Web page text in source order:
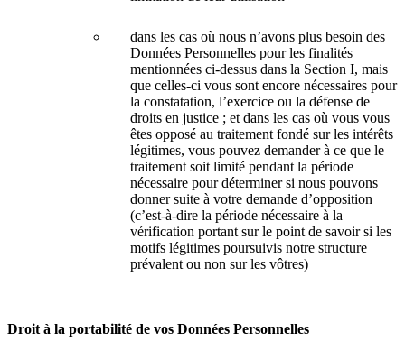
dans les cas où nous n’avons plus besoin des
Données Personnelles pour les finalités
mentionnées ci-dessus dans la Section I, mais
que celles-ci vous sont encore nécessaires pour
la constatation, l’exercice ou la défense de
droits en justice ; et dans les cas où vous vous
êtes opposé au traitement fondé sur les intérêts
légitimes, vous pouvez demander à ce que le
traitement soit limité pendant la période
nécessaire pour déterminer si nous pouvons
donner suite à votre demande d’opposition
(c’est-à-dire la période nécessaire à la
vérification portant sur le point de savoir si les
motifs légitimes poursuivis notre structure
prévalent ou non sur les vôtres)
Droit à la portabilité de vos Données Personnelles